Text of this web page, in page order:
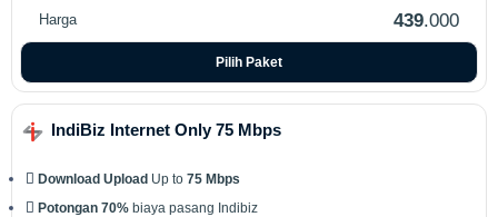
Harga 439.000
Pilih Paket
IndiBiz Internet Only 75 Mbps
Download Upload Up to 75 Mbps
Potongan 70% biaya pasang Indibiz